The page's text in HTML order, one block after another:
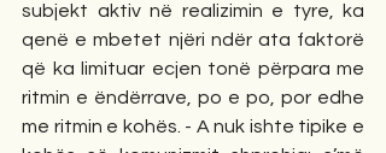
subjekt aktiv në realizimin e tyre, ka
qenë e mbetet njëri ndër ata faktorë
që ka limituar ecjen tonë përpara me
ritmin e ëndërrave, po e po, por edhe
me ritmin e kohës. - A nuk ishte tipike e